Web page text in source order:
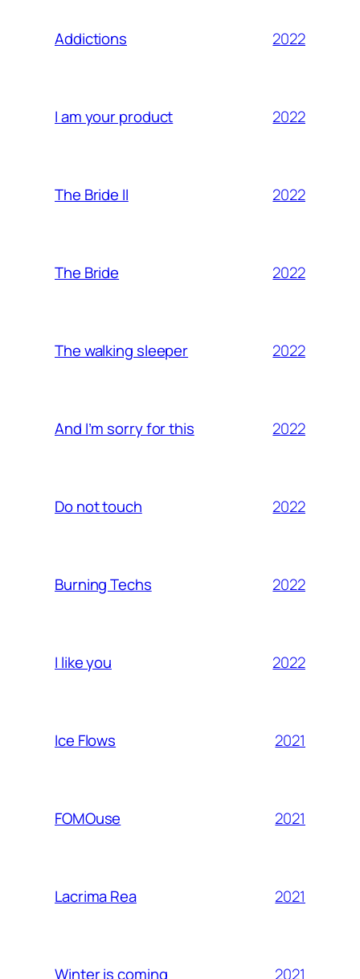
Addictions 2022
I am your product 2022
The Bride II 2022
The Bride 2022
The walking sleeper 2022
And I’m sorry for this 2022
Do not touch 2022
Burning Techs 2022
I like you 2022
Ice Flows 2021
FOMOuse 2021
Lacrima Rea 2021
Winter is coming 2021